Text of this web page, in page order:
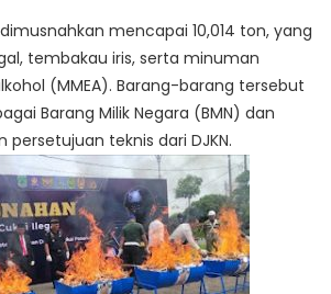
mencapai 10,014 ton, yang
tembakau iris, serta minuman
(MMEA). Barang-barang tersebut
Barang Milik Negara (BMN) dan
teknis dari DJKN.